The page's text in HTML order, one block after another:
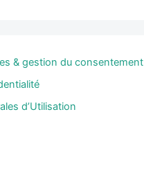
& gestion du consentement
d’Utilisation